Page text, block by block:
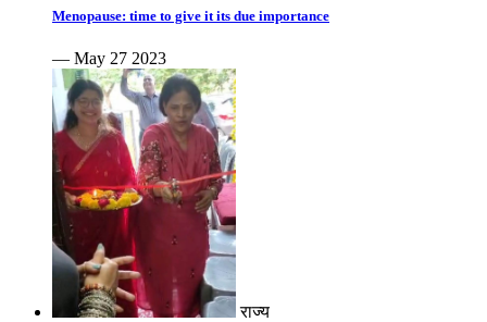
Menopause: time to give it its due importance
— May 27 2023
राज्य